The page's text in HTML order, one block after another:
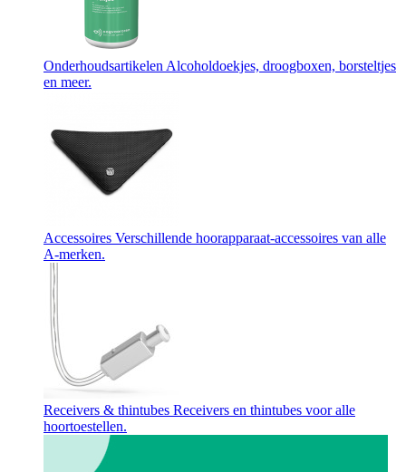
Onderhoudsartikelen Alcoholdoekjes, droogboxen, borsteltjes
en meer.
Accessoires Verschillende hoorapparaat-accessoires van alle
A-merken.
Receivers & thintubes Receivers en thintubes voor alle
hoortoestellen.